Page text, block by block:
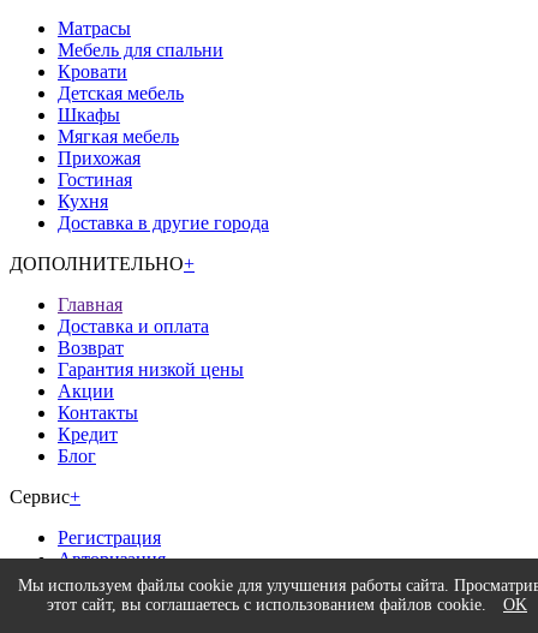
Мы используем файлы cookie для улучшения работы сайта.
этот сайт, вы соглашаетесь с использованием файлов cookie.
OK
Матрасы
Мебель для спальни
Кровати
Детская мебель
Шкафы
Мягкая мебель
Прихожая
Гостиная
Кухня
Доставка в другие города
ДОПОЛНИТЕЛЬНО+
Главная
Доставка и оплата
Возврат
Гарантия низкой цены
Акции
Контакты
Кредит
Блог
Сервис+
Регистрация
Авторизация
Политика конфиденциальности